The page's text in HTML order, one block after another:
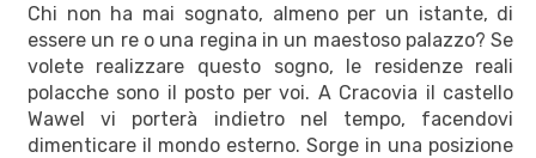
Chi non ha mai sognato, almeno per un istante, di
essere un re o una regina in un maestoso palazzo? Se
volete realizzare questo sogno, le residenze reali
polacche sono il posto per voi. A Cracovia il castello
Wawel vi porterà indietro nel tempo, facendovi
dimenticare il mondo esterno. Sorge in una posizione